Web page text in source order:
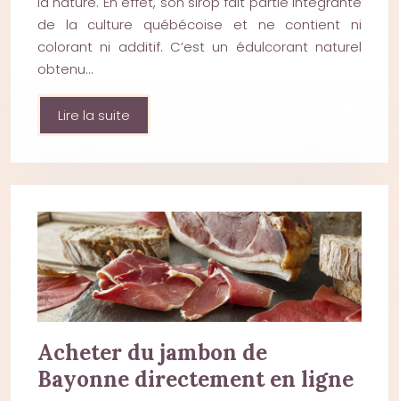
de la culture québécoise et ne contient ni
colorant ni additif. C’est un édulcorant naturel
obtenu…
Lire la suite
Acheter du jambon de
Bayonne directement en ligne